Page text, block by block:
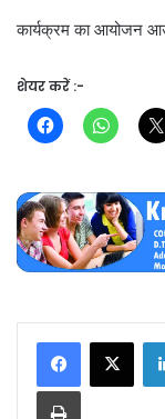
कार्यक्रम का आयोजन
शेयर करें :-
Print